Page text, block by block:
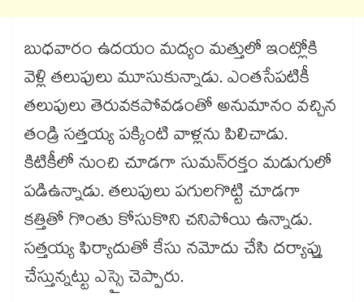
బుధవారం ఉదయం మద్యం మత్తులో ఇంట్లోకి
వెళ్లి తలుపులు మూసుకున్నాడు. ఎంతసేపటికీ
తలుపులు తెరువకపోవడంతో అనుమానం వచ్చిన
తండ్రి సత్తయ్య పక్కింటి వాళ్లను పిలిచాడు.
కిటికీలో నుంచి చూడగా సుమన్​రక్తం మడుగులో
పడిఉన్నాడు. తలుపులు పగులగొట్టి చూడగా
కత్తితో గొంతు కోసుకొని చనిపోయి ఉన్నాడు.
సత్తయ్య ఫిర్యాదుతో కేసు నమోదు చేసి దర్యాప్తు
చేస్తున్నట్టు ఎస్సై చెప్పారు.